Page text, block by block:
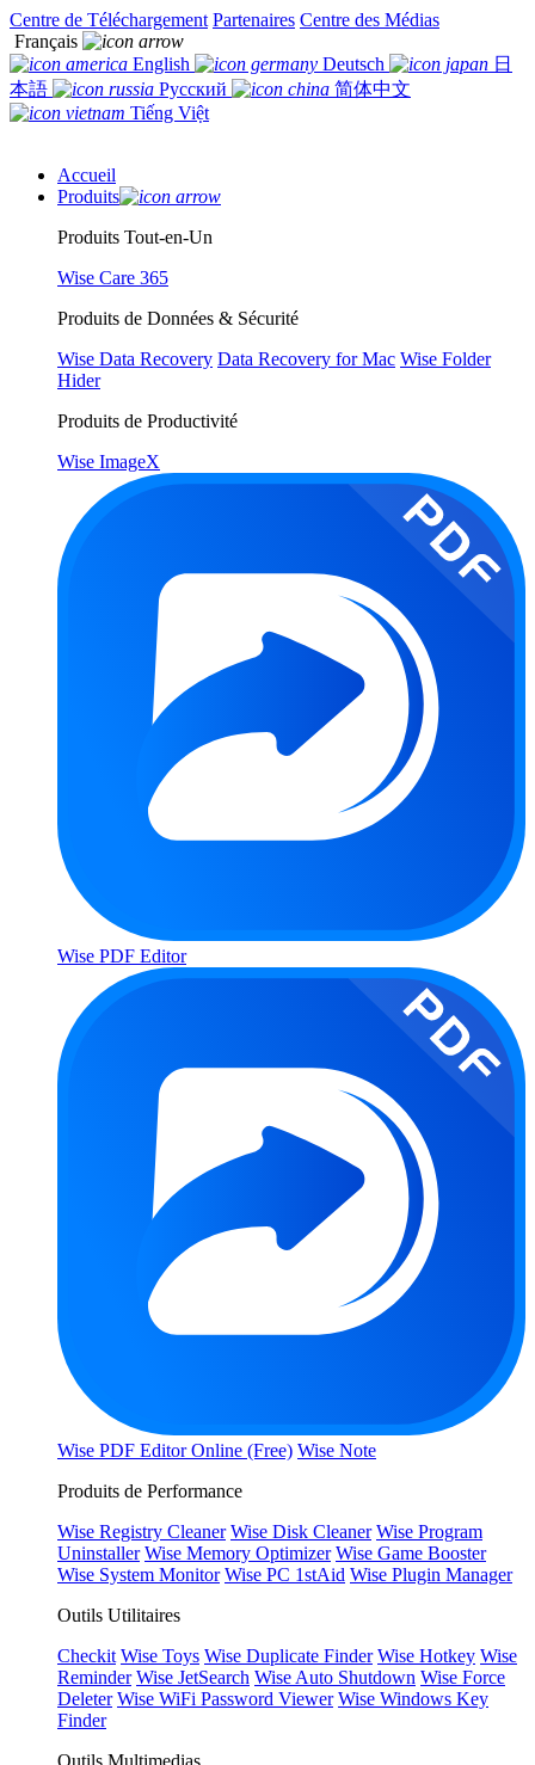
Centre de Téléchargement Partenaires Centre des Médias
Français
English
Deutsch
日
本語
Русский
简体中文
Tiếng Việt
Accueil
Produits
Produits Tout-en-Un
Wise Care 365
Produits de Données & Sécurité
Wise Data Recovery Data Recovery for Mac Wise Folder
Hider
Produits de Productivité
Wise ImageX
Wise PDF Editor
Wise PDF Editor Online (Free) Wise Note
Produits de Performance
Wise Registry Cleaner Wise Disk Cleaner Wise Program
Uninstaller Wise Memory Optimizer Wise Game Booster
Wise System Monitor Wise PC 1stAid Wise Plugin Manager
Outils Utilitaires
Checkit Wise Toys Wise Duplicate Finder Wise Hotkey Wise
Reminder Wise JetSearch Wise Auto Shutdown Wise Force
Deleter Wise WiFi Password Viewer Wise Windows Key
Finder
Outils Multimedias